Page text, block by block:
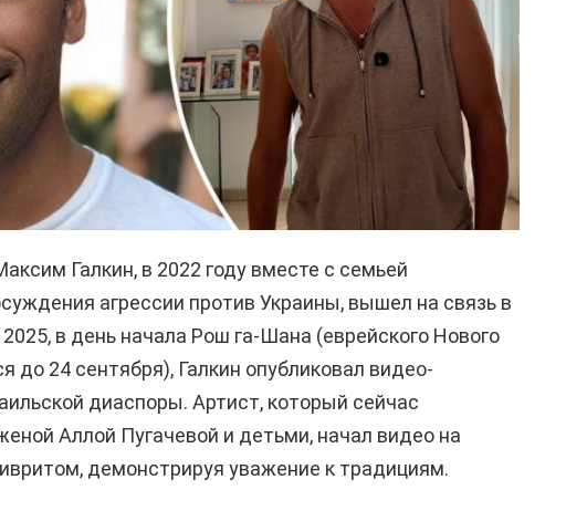
Галкин, в 2022 году вместе с семьей
агрессии против Украины, вышел на связь в
в день начала Рош га-Шана (еврейского Нового
до 24 сентября), Галкин опубликовал видео-
диаспоры. Артист, который сейчас
Аллой Пугачевой и детьми, начал видео на
демонстрируя уважение к традициям.